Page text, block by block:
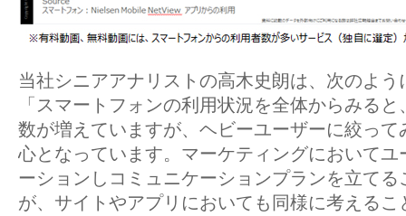
当社シニアアナリストの高木史朗は、次のよう
「スマートフォンの利用状況を全体からみる
数が増えていますが、ヘビーユーザーに絞って
心となっています。マーケティングにおいてユ
ーションしコミュニケーションプランを立てる
が、サイトやアプリにおいても同様に考える